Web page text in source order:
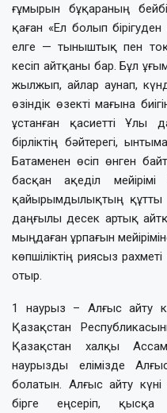
ғұмырын бұқараның
қаған «Ел болып
елге — тыныштық пен
кесіп айтқаны бар. Бұл
жылжып, айлар аунап,
өзіндік өзекті мағына
ұстанған қасиетті Ұлы
бірліктің бәйтерегі,
Батаменен өсіп өнген
басқан ақеділ
қайырымдылықтың құтты
даңғылы десек артық
мыңдаған ұрпағын
көпшіліктің риясыз
отыр.
1 наурыз – Алғыс айту
Қазақстан
Қазақстан халқы
наурызды елімізде
болатын. Алғыс айту
бірге еңсеріп, қысқа